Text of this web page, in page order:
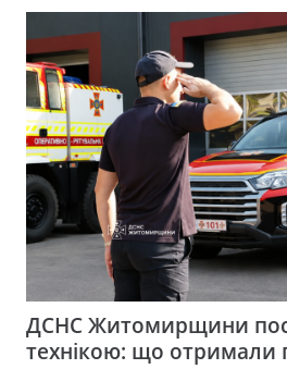
ДСНС Житомирщини
технікою: що отримали